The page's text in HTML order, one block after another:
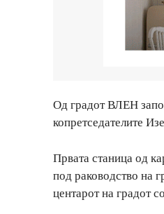
Од градот ВЛЕН
копретседателите
Првата станица од
под раководство на
центарот на градот